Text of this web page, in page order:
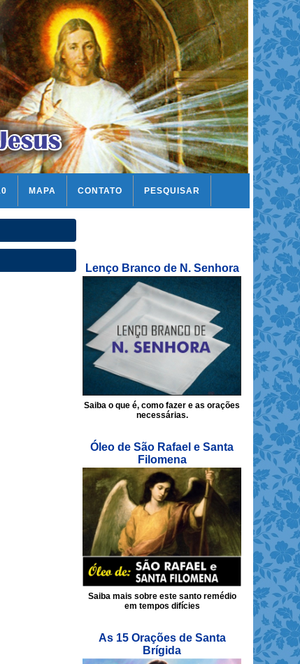
MAPA CONTATO PESQUISAR
Lenço Branco de N. Senhora
Saiba o que é, como fazer e as orações
necessárias.
Óleo de São Rafael e Santa
Filomena
Saiba mais sobre este santo remédio
em tempos difícies
As 15 Orações de Santa
Brígida